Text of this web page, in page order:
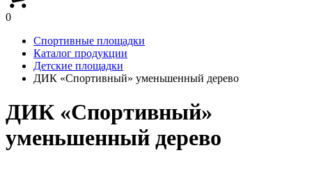
0
Спортивные площадки
Каталог продукции
Детские площадки
ДИК «Спортивный» уменьшенный дерево
ДИК «Спортивный»
уменьшенный дерево